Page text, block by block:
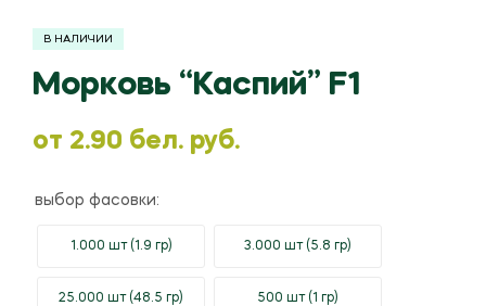
В НАЛИЧИИ
Морковь “Каспий” F1
oт 2.90 бел. руб.
выбор фасовки:
1.000 шт (1.9 гр) 3.000 шт (5.8 гр)
25.000 шт (48.5 гр) 500 шт (1 гр)